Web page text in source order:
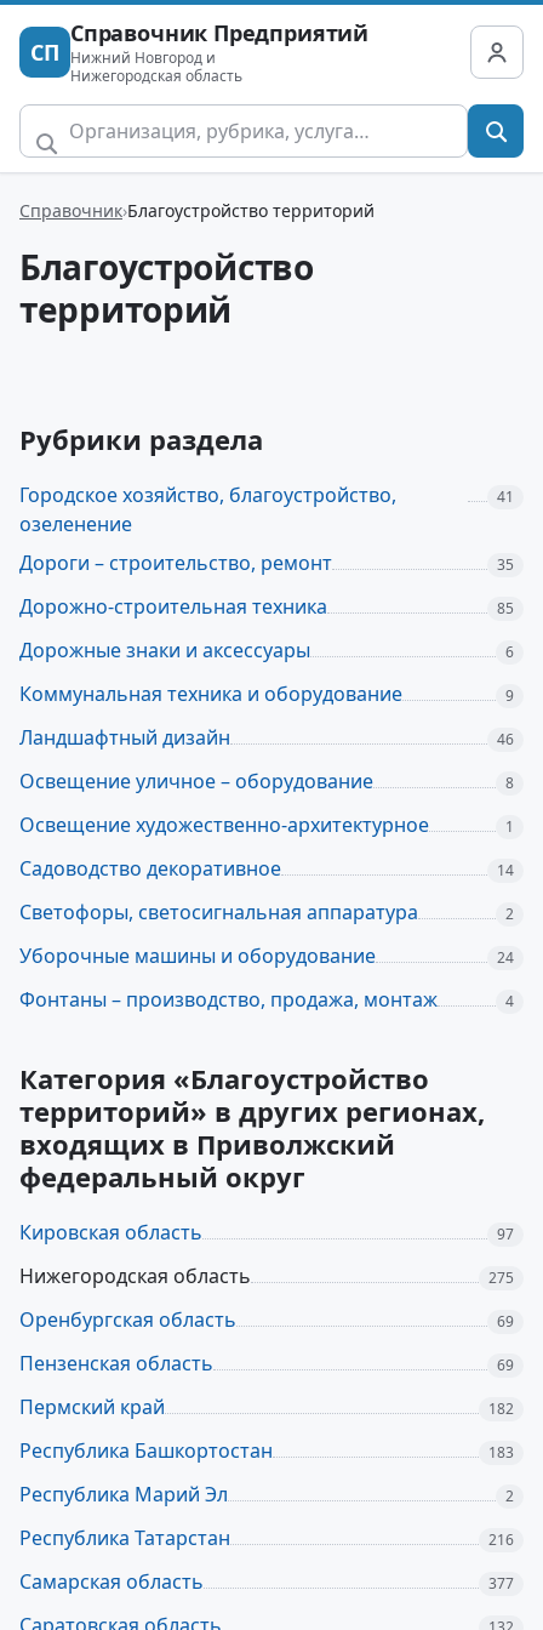
СП
Справочник Предприятий
Нижний Новгород и
Нижегородская область
Справочник Благоустройство территорий
Благоустройство
территорий
Рубрики раздела
Городское хозяйство, благоустройство,
озеленение
41
Дороги – строительство, ремонт 35
Дорожно-строительная техника 85
Дорожные знаки и аксессуары 6
Коммунальная техника и оборудование 9
Ландшафтный дизайн 46
Освещение уличное – оборудование 8
Освещение художественно-архитектурное 1
Садоводство декоративное 14
Светофоры, светосигнальная аппаратура 2
Уборочные машины и оборудование 24
Фонтаны – производство, продажа, монтаж 4
Категория «Благоустройство
территорий» в других регионах,
входящих в Приволжский
федеральный округ
Кировская область 97
Нижегородская область 275
Оренбургская область 69
Пензенская область 69
Пермский край 182
Республика Башкортостан 183
Республика Марий Эл 2
Республика Татарстан 216
Самарская область 377